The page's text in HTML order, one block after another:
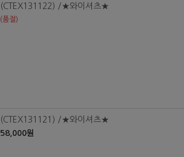
(CTEX131122) /★와이셔츠★
(품절)
(CTEX131121) /★와이셔츠★
58,000원